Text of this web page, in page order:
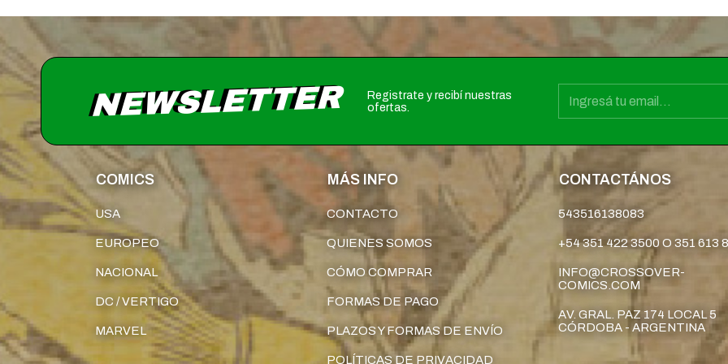
NEWSLETTER
Registrate y recibí nuestras
ofertas.
COMICS
USA
EUROPEO
NACIONAL
DC / VERTIGO
MARVEL
MÁS INFO
CONTACTO
QUIENES SOMOS
CÓMO COMPRAR
FORMAS DE PAGO
PLAZOS Y FORMAS DE ENVÍO
POLÍTICAS DE PRIVACIDAD
CONTACTÁNOS
543516138083
+54 351 422 3500 O 351 613
INFO@CROSSOVER-
COMICS.COM
AV. GRAL. PAZ 174 LOCAL 5
CÓRDOBA - ARGENTINA